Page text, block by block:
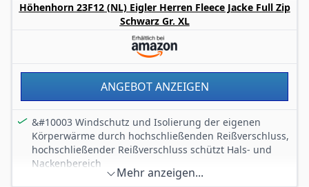
Reißverschluss in der Mitte der Vorderseite versehen,
die beiden Taschen sind mit einem Reißverschluss
verschließbar und die Ärmelbündchen und der
Unterteil sind mit einem Gummizug versehen.
Höhenhorn 23F12 (NL) Eigler Herren Fleece Jacke Full Zip
Schwarz Gr. XL
ANGEBOT ANZEIGEN
&#10003 Windschutz und Isolierung der eigenen
Körperwärme durch hochschließenden Reißverschluss,
hochschließender Reißverschluss schützt Hals- und
Nackenbereich
&#10003 Stehkragen schützt Hals- und Nackenbereich,
Mehr anzeigen...